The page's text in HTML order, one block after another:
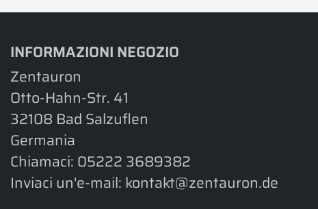
INFORMAZIONI NEGOZIO
Zentauron
Otto-Hahn-Str. 41
32108 Bad Salzuflen
Germania
Chiamaci: 05222 3689382
Inviaci un'e-mail: kontakt@zentauron.de